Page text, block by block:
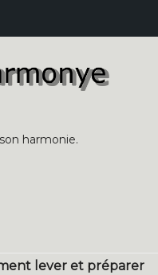
harmonie.
lever et préparer